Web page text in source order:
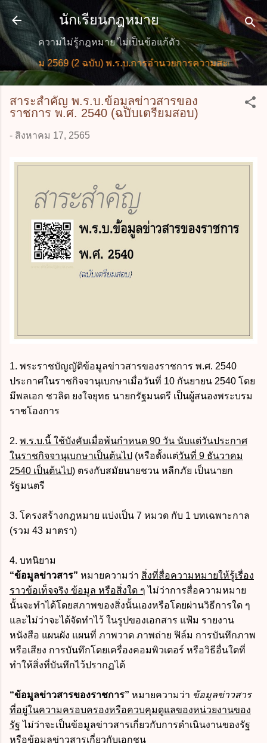
ข้ามไปที่เนื้อหาหลัก
นักเรียนกฎหมาย
ความไม่รู้กฎหมาย ไม่เป็นข้อแก้ตัว
(2 ฉบับ) พ.ร.บ.การอำนวยการความสะดวกในการพิจารณ
สาระสำคัญ พ.ร.บ.ข้อมูลข่าวสารของ
ราชการ พ.ศ. 2540 (ฉบับเตรียมสอบ)
- สิงหาคม 17, 2565
1. พระราชบัญญัติข้อมูลข่าวสารของราชการ พ.ศ. 2540
ประกาศในราชกิจจานุเบกษาเมื่อวันที่ 10 กันยายน 2540 โดย
มีพลเอก ชวลิต ยงใจยุทธ นายกรัฐมนตรี เป็นผู้สนองพระบรม
ราชโองการ
2. พ.ร.บ.นี้ ใช้บังคับเมื่อพ้นกำหนด 90 วัน นับแต่วันประกาศ
ในราชกิจจานุเบกษาเป็นต้นไป (หรือตั้งแต่วันที่ 9 ธันวาคม
2540 เป็นต้นไป) ตรงกับสมัยนายชวน หลีกภัย เป็นนายก
รัฐมนตรี
3. โครงสร้างกฎหมาย แบ่งเป็น 7 หมวด กับ 1 บทเฉพาะกาล
(รวม 43 มาตรา)
4. บทนิยาม
“ข้อมูลข่าวสาร” หมายความว่า สิ่งที่สื่อความหมายให้รู้เรื่อง
ราวข้อเท็จจริง ข้อมูล หรือสิ่งใด ๆ ไม่ว่าการสื่อความหมาย
นั้นจะทำได้โดยสภาพของสิ่งนั้นเองหรือโดยผ่านวิธีการใด ๆ
และไม่ว่าจะได้จัดทำไว้ ในรูปของเอกสาร แฟ้ม รายงาน
หนังสือ แผนผัง แผนที่ ภาพวาด ภาพถ่าย ฟิล์ม การบันทึกภาพ
หรือเสียง การบันทึกโดยเครื่องคอมพิวเตอร์ หรือวิธีอื่นใดที่
ทำให้สิ่งที่บันทึกไว้ปรากฏได้
“ข้อมูลข่าวสารของราชการ” หมายความว่า ข้อมูลข่าวสาร
ที่อยู่ในความครอบครองหรือควบคุมดูแลของหน่วยงานของ
รัฐ ไม่ว่าจะเป็นข้อมูลข่าวสารเกี่ยวกับการดำเนินงานของรัฐ
หรือข้อมูลข่าวสารเกี่ยวกับเอกชน